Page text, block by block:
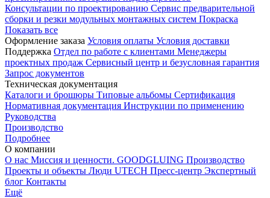
Консультации по проектированию Сервис предварительной
сборки и резки модульных монтажных систем Покраска
Показать все
Оформление заказа Условия оплаты Условия доставки
Поддержка Отдел по работе с клиентами Менеджеры
проектных продаж Сервисный центр и безусловная гарантия
Запрос документов
Техническая документация
Каталоги и брошюры Типовые альбомы Сертификация
Нормативная документация Инструкции по применению
Руководства
Производство
Подробнее
О компании
О нас Миссия и ценности. GOODGLUING Производство
Проекты и объекты Люди UTECH Пресс-центр Экспертный
блог Контакты
Ещё